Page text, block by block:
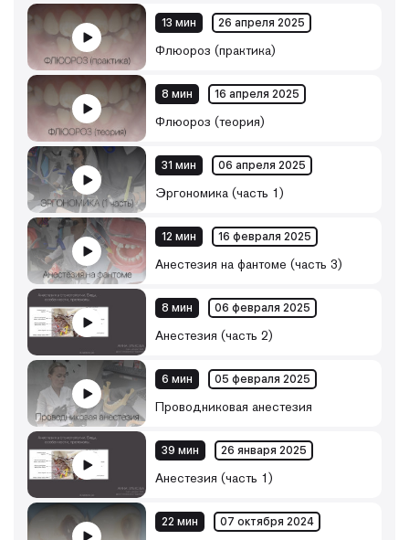
13 мин 26 апреля 2025
Флюороз (практика)
8 мин 16 апреля 2025
Флюороз (теория)
31 мин 06 апреля 2025
Эргономика (часть 1)
12 мин 16 февраля 2025
Анестезия на фантоме (часть 3)
8 мин 06 февраля 2025
Анестезия (часть 2)
6 мин 05 февраля 2025
Проводниковая анестезия
39 мин 26 января 2025
Анестезия (часть 1)
22 мин 07 октября 2024